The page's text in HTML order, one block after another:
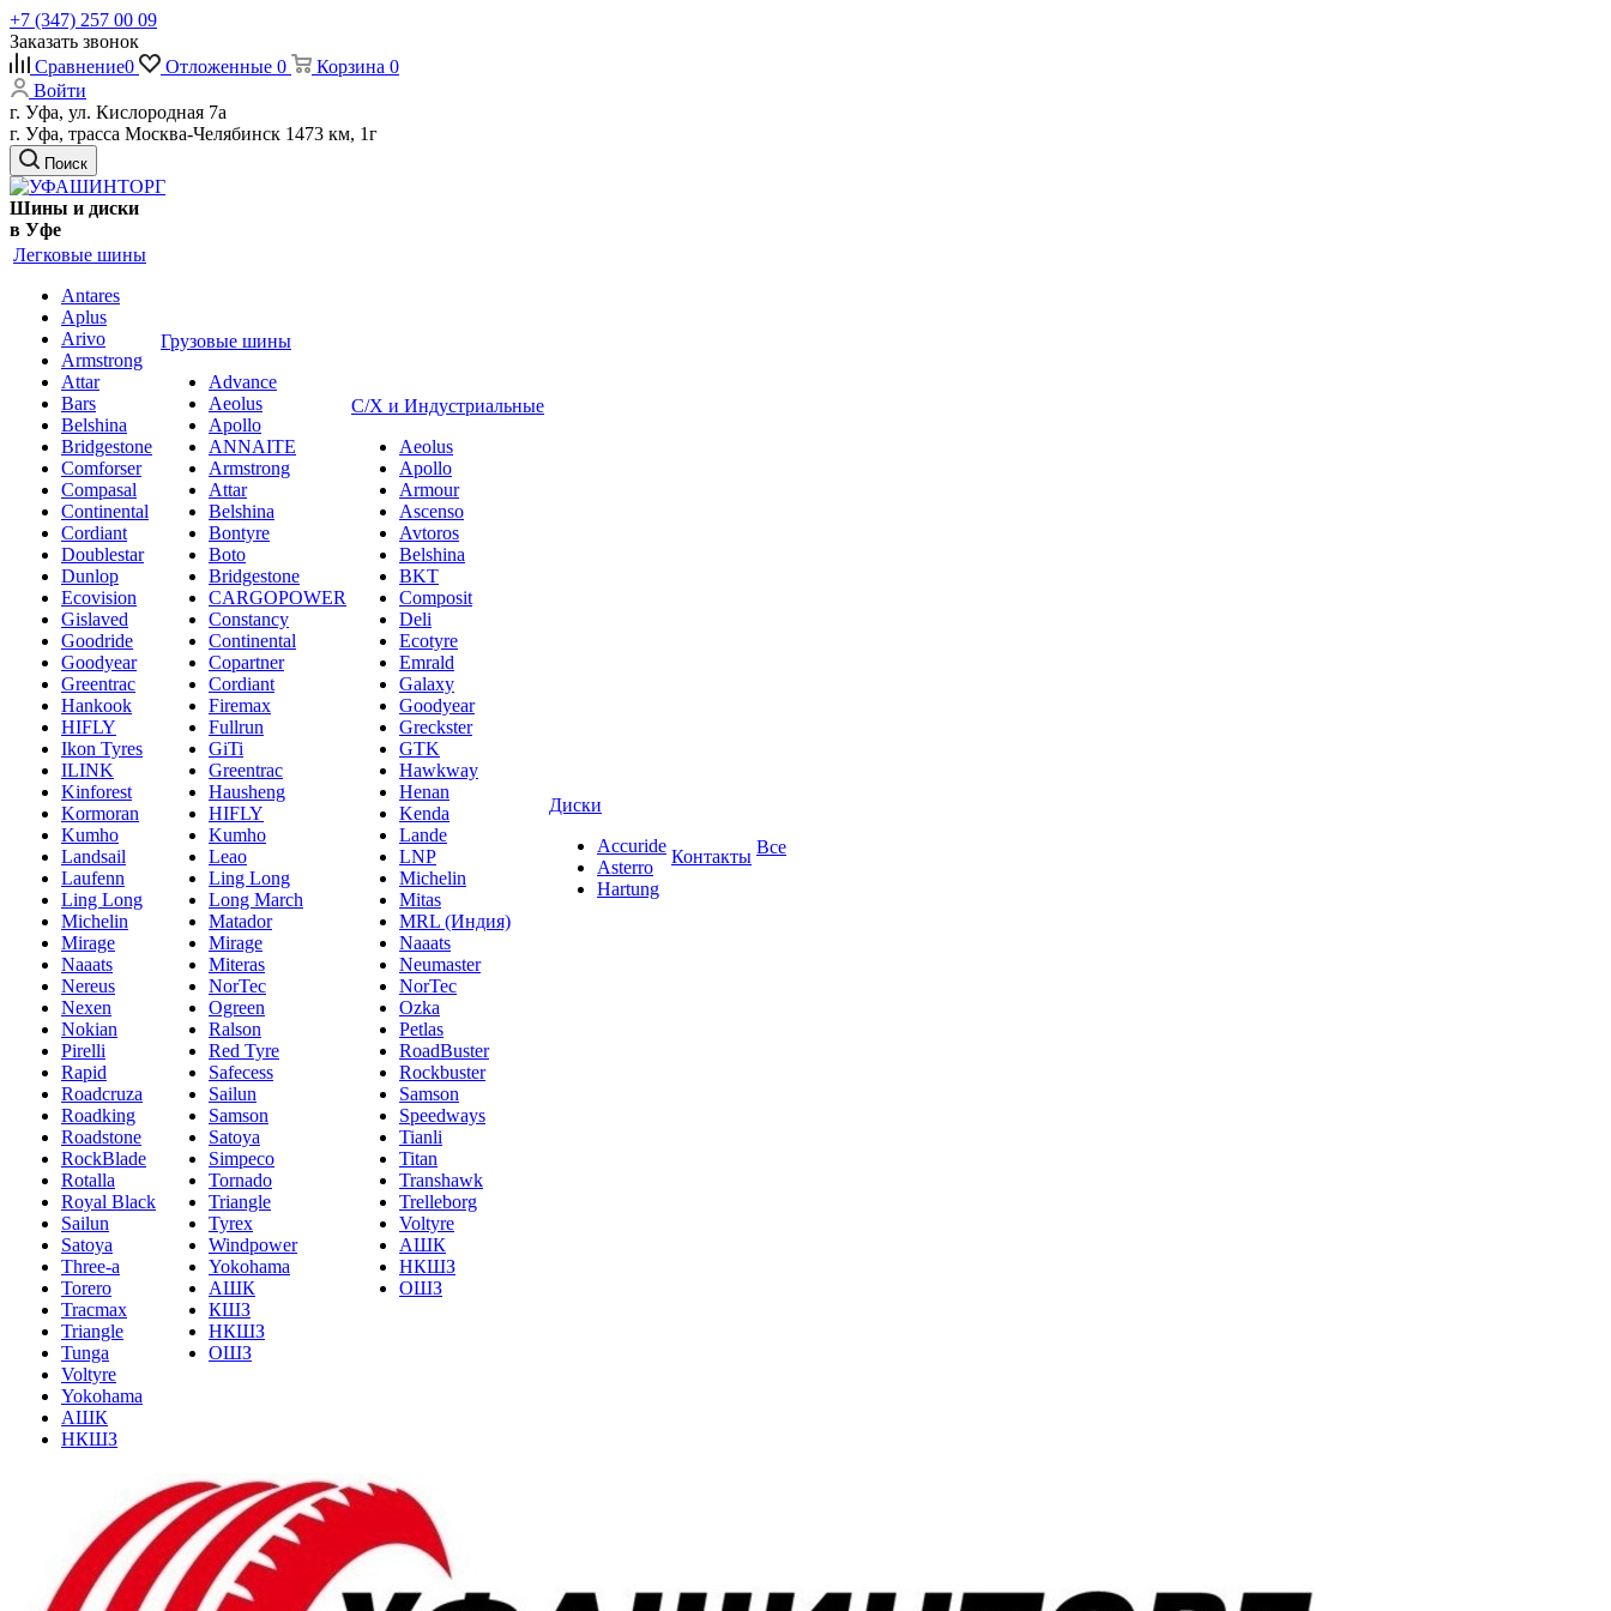
+7 (347) 257 00 09
Заказать звонок
Сравнение0 Отложенные 0 Корзина 0
Войти
г. Уфа, ул. Кислородная 7а
г. Уфа, трасса Москва-Челябинск 1473 км, 1г
Поиск
Шины и диски
в Уфе
Легковые шины
Antares
Aplus
Arivo
Armstrong
Attar
Bars
Belshina
Bridgestone
Comforser
Compasal
Continental
Cordiant
Doublestar
Dunlop
Ecovision
Gislaved
Goodride
Goodyear
Greentrac
Hankook
HIFLY
Ikon Tyres
ILINK
Kinforest
Kormoran
Kumho
Landsail
Laufenn
Ling Long
Michelin
Mirage
Naaats
Nereus
Nexen
Nokian
Pirelli
Rapid
Roadcruza
Roadking
Roadstone
RockBlade
Rotalla
Royal Black
Sailun
Satoya
Three-a
Torero
Tracmax
Triangle
Tunga
Voltyre
Yokohama
АШК
НКШЗ
Грузовые шины
Advance
Aeolus
Apollo
ANNAITE
Armstrong
Attar
Belshina
Bontyre
Boto
Bridgestone
CARGOPOWER
Constancy
Continental
Copartner
Cordiant
Firemax
Fullrun
GiTi
Greentrac
Hausheng
HIFLY
Kumho
Leao
Ling Long
Long March
Matador
Mirage
Miteras
NorTec
Ogreen
Ralson
Red Tyre
Safecess
Sailun
Samson
Satoya
Simpeco
Tornado
Triangle
Tyrex
Windpower
Yokohama
АШК
КШЗ
НКШЗ
ОШЗ
С/Х и Индустриальные
Aeolus
Apollo
Armour
Ascenso
Avtoros
Belshina
BKT
Composit
Deli
Ecotyre
Emrald
Galaxy
Goodyear
Greckster
GTK
Hawkway
Henan
Kenda
Lande
LNP
Michelin
Mitas
MRL (Индия)
Naaats
Neumaster
NorTec
Ozka
Petlas
RoadBuster
Rockbuster
Samson
Speedways
Tianli
Titan
Transhawk
Trelleborg
Voltyre
АШК
НКШЗ
ОШЗ
Диски
Accuride
Asterro
Hartung
Контакты Все